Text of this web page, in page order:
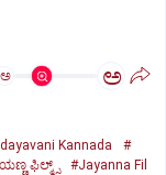
ಅ ಅ
Kannada
#
ಫಿಲ್ಮ್ಸ್‌
#Jayanna Fil